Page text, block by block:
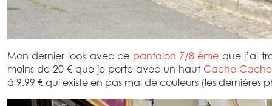
Mon dernier look avec ce pantalon 7/8 ème que j’ai
moins de 20 € que je porte avec un haut Cache Cache
à 9.99 € qui existe en pas mal de couleurs (les dernières